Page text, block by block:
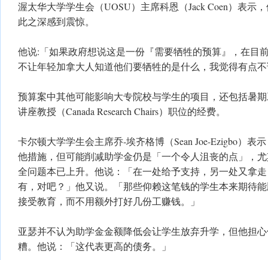
渥太华大学学生会（UOSU）主席科恩（Jack Coen）表示
此之深感到震惊。
他说:「如果政府想说这是一份『需要牺牲的预算』，在目
不让年轻加拿大人知道他们要牺牲的是什么，我觉得有点
预算案中其他可能影响大专院校与学生的项目，还包括暑
讲座教授（Canada Research Chairs）职位的经费。
卡尔顿大学学生会主席乔-埃齐格博（Sean Joe-Ezigbo）表
他措施，但可能削减助学金仍是「一个令人沮丧的点」，
全问题本已上升。他说：「在一处给予支持，另一处又拿
有，对吧？」他又说。「那些仰赖这笔钱的学生本来期待
接受教育，而不用额外打好几份工赚钱。」
亚瑟并不认为助学金金额降低会让学生放弃升学，但他担
糟。他说：「这代表更高的债务。」